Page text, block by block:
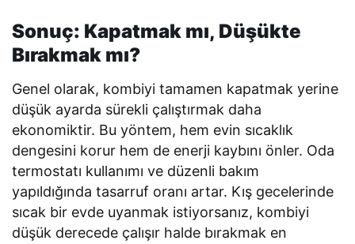
Sonuç: Kapatmak mı, Düşükte
Bırakmak mı?
Genel olarak, kombiyi tamamen kapatmak yerine
düşük ayarda sürekli çalıştırmak daha
ekonomiktir. Bu yöntem, hem evin sıcaklık
dengesini korur hem de enerji kaybını önler. Oda
termostatı kullanımı ve düzenli bakım
yapıldığında tasarruf oranı artar. Kış gecelerinde
sıcak bir evde uyanmak istiyorsanız, kombiyi
düşük derecede çalışır halde bırakmak en